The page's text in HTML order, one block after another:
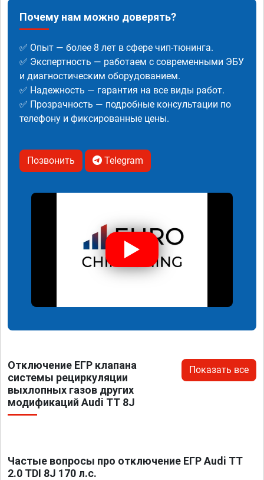
Почему нам можно доверять?
✅ Опыт — более 8 лет в сфере чип-тюнинга.
✅ Экспертность — работаем с современными ЭБУ
и диагностическим оборудованием.
✅ Надежность — гарантия на все виды работ.
✅ Прозрачность — подробные консультации по
телефону и фиксированные цены.
Позвонить Telegram
Отключение ЕГР клапана
системы рециркуляции
выхлопных газов других
модификаций Audi TT 8J
Показать все
Частые вопросы про отключение ЕГР Audi TT
2.0 TDI 8J 170 л.с.